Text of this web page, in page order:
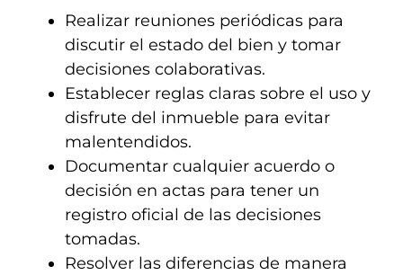
Realizar reuniones periódicas para
discutir el estado del bien y tomar
decisiones colaborativas.
Establecer reglas claras sobre el uso y
disfrute del inmueble para evitar
malentendidos.
Documentar cualquier acuerdo o
decisión en actas para tener un
registro oficial de las decisiones
tomadas.
Resolver las diferencias de manera